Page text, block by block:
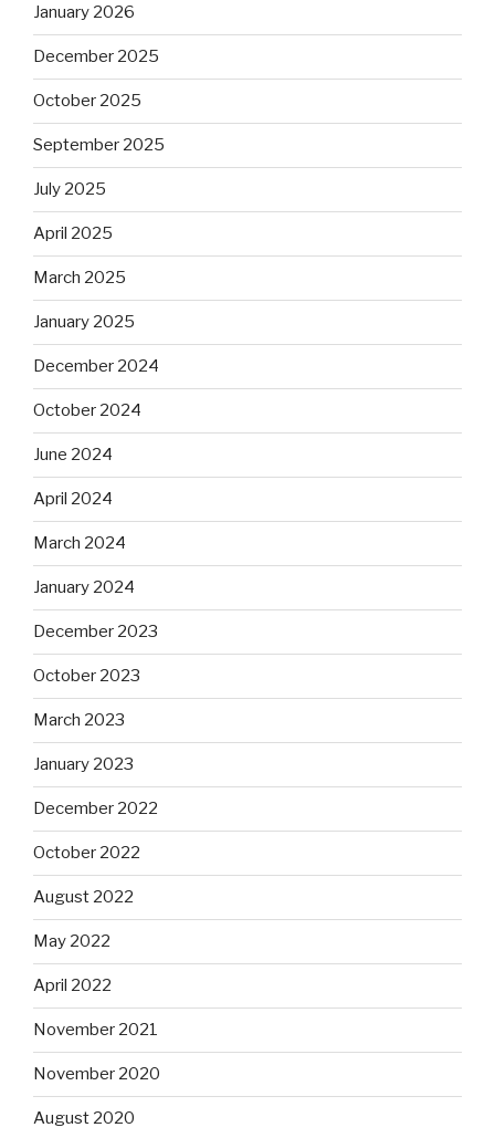
January 2026
December 2025
October 2025
September 2025
July 2025
April 2025
March 2025
January 2025
December 2024
October 2024
June 2024
April 2024
March 2024
January 2024
December 2023
October 2023
March 2023
January 2023
December 2022
October 2022
August 2022
May 2022
April 2022
November 2021
November 2020
August 2020